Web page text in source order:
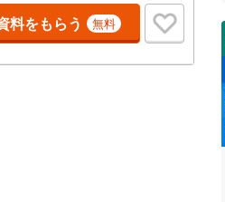
料をもらう 無料
旛郡栄町(3)